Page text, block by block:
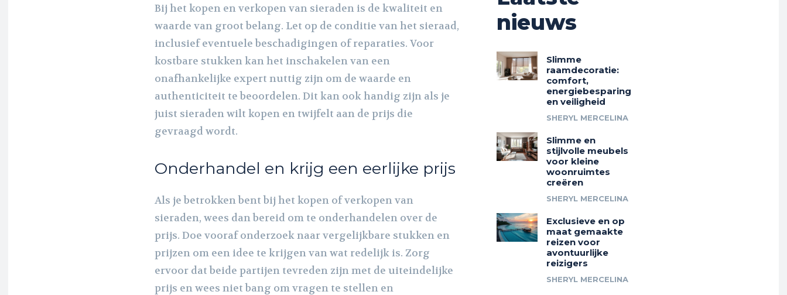
Bij het kopen en verkopen van sieraden is de kwaliteit en
waarde van groot belang. Let op de conditie van het sieraad,
inclusief eventuele beschadigingen of reparaties. Voor
kostbare stukken kan het inschakelen van een
onafhankelijke expert nuttig zijn om de waarde en
authenticiteit te beoordelen. Dit kan ook handig zijn als je
juist sieraden wilt kopen en twijfelt aan de prijs die
gevraagd wordt.
Onderhandel en krijg een eerlijke prijs
Als je betrokken bent bij het kopen of verkopen van
sieraden, wees dan bereid om te onderhandelen over de
prijs. Doe vooraf onderzoek naar vergelijkbare stukken en
prijzen om een idee te krijgen van wat redelijk is. Zorg
ervoor dat beide partijen tevreden zijn met de uiteindelijke
prijs en wees niet bang om vragen te stellen en
nieuws
Slimme
raamdecoratie:
comfort,
energiebesparing
en veiligheid
SHERYL MERCELINA
Slimme en
stijlvolle meubels
voor kleine
woonruimtes
creëren
SHERYL MERCELINA
Exclusieve en op
maat gemaakte
reizen voor
avontuurlijke
reizigers
SHERYL MERCELINA